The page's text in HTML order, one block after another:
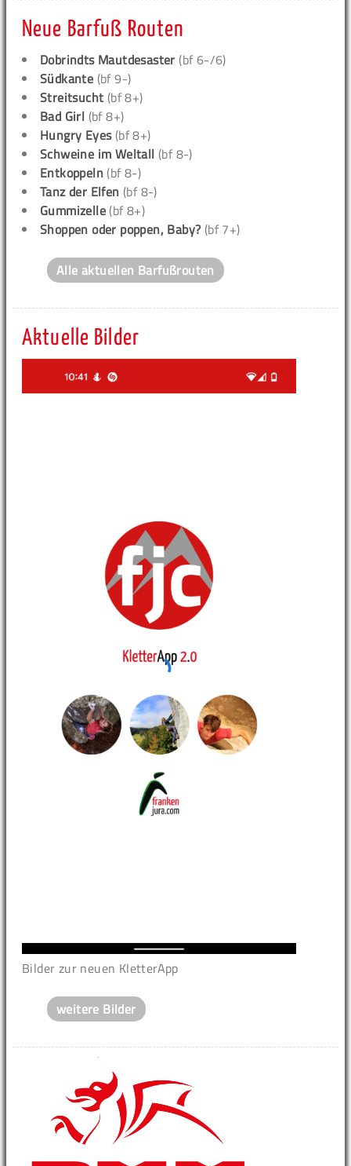
Neue Barfuß Routen
Dobrindts Mautdesaster (bf 6-/6)
Südkante (bf 9-)
Streitsucht (bf 8+)
Bad Girl (bf 8+)
Hungry Eyes(bf 8+)
Schweine im Weltall (bf 8-)
Entkoppeln (bf 8-)
Tanz der Elfen (bf 8-)
Gummizelle (bf 8+)
Shoppen oder poppen, Baby? (bf 7+)
Alle aktuellen Barfußrouten
Aktuelle Bilder
Bilder zur neuen KletterApp
weitere Bilder